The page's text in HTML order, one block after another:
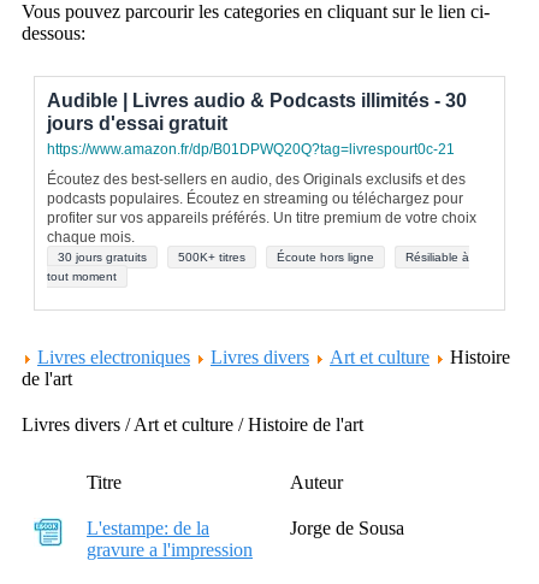
Vous pouvez parcourir les categories en cliquant sur le lien ci-
dessous:
Audible | Livres audio & Podcasts illimités - 30
jours d'essai gratuit
https://www.amazon.fr/dp/B01DPWQ20Q?tag=livrespourt0c-21
Écoutez des best-sellers en audio, des Originals exclusifs et des
podcasts populaires. Écoutez en streaming ou téléchargez pour
profiter sur vos appareils préférés. Un titre premium de votre choix
chaque mois.
30 jours gratuits 500K+ titres Écoute hors ligne
Résiliable à
tout moment
Livres electroniques Livres divers Art et culture
Histoire
de l'art
Livres divers / Art et culture / Histoire de l'art
Titre Auteur
L'estampe: de la
gravure a l'impression
Jorge de Sousa